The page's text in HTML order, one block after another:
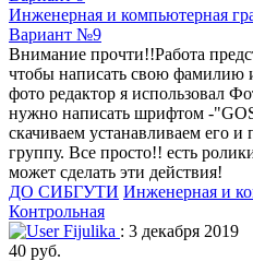
Инженерная и компьютерная
Вариант №9
Внимание прочти!!Работа
чтобы написать свою фамилию
фото редактор я использовал
нужно написать шрифтом -
скачиваем устанавливаем его
группу. Все просто!! есть
может сделать эти действия!
ДО СИБГУТИ Инженерная и
Контрольная
Fijulika : 3 декабря 2019
40 руб.